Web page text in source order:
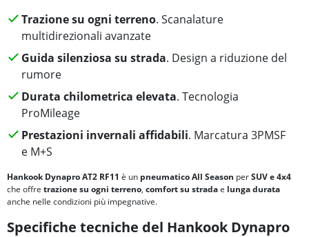
Trazione su ogni terreno. Scanalature
multidirezionali avanzate
Guida silenziosa su strada. Design a riduzione del
rumore
Durata chilometrica elevata. Tecnologia
ProMileage
Prestazioni invernali affidabili. Marcatura 3PMSF
e M+S
Hankook Dynapro AT2 RF11 è un pneumatico All Season perSUV e 4x4
che offre trazione su ogni terreno, comfort su stradae lunga durata
anche nelle condizioni più impegnative.
Specifiche tecniche del Hankook Dynapro